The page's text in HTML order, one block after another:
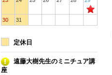
30 31
定休日
遠藤大樹先生のミニチュア講
座